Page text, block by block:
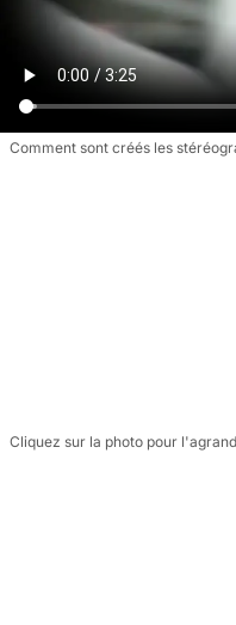
Comment sont créés les
Cliquez sur la photo pour